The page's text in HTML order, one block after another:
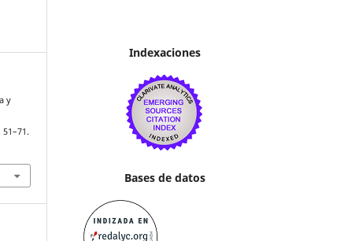
y
51–71.
Indexaciones
Bases de datos